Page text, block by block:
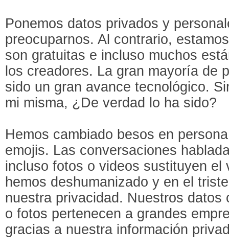
Ponemos datos privados y
preocuparnos. Al contrario,
son gratuitas e incluso muchos
los creadores. La gran mayoría de
sido un gran avance tecnológico.
mi misma, ¿De verdad lo ha sido?
Hemos cambiado besos en
emojis. Las conversaciones
incluso fotos o videos sustituyen el
hemos deshumanizado y en el
nuestra privacidad. Nuestros datos
o fotos pertenecen a grandes
gracias a nuestra información